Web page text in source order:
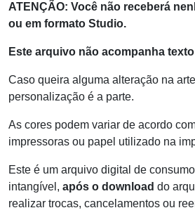
ATENÇÃO: Você não receberá
ou em formato Studio.
Este arquivo não acompanha
Caso queira alguma alteração na
personalização é a parte.
As cores podem variar de acordo
impressoras ou papel utilizado na
Este é um arquivo digital de
intangível, após o download do
realizar trocas, cancelamentos ou